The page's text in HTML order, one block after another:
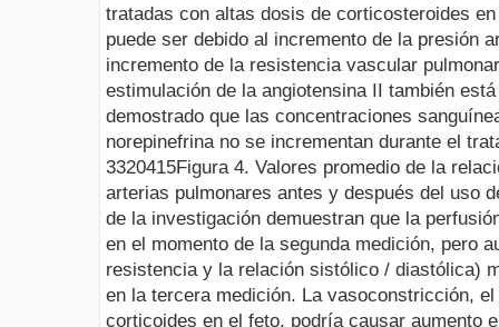
tratadas con altas dosis de corticosteroides
puede ser debido al incremento de la presión
incremento de la resistencia vascular
estimulación de la angiotensina II también
demostrado que las concentraciones
norepinefrina no se incrementan durante el
3320415Figura 4. Valores promedio de la
arterias pulmonares antes y después del uso
de la investigación demuestran que la
en el momento de la segunda medición, pero
resistencia y la relación sistólico / diastólica)
en la tercera medición. La vasoconstricción,
corticoides en el feto, podría causar aumento